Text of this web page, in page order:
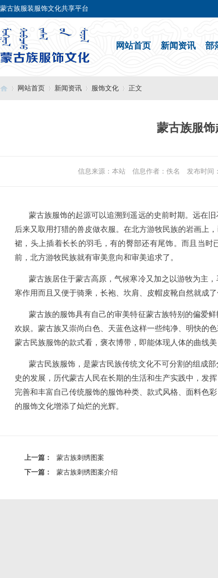
蒙古族服装服饰文化共享平台
网站首页 新闻资讯 部
网站首页 新闻资讯 服饰文化 正文
蒙古族服
信息来源：本站 信息作者：佚名 发布时间
蒙古族服饰的起源可以追溯到遥远的史前时期。远在旧
后来又取用打猎的兽皮做衣服。在北方游牧民族的岩画上
裙，头上插着长长的羽毛，有的臀部还有尾饰。而且当
前，北方游牧民族就有审美意向和审美追求了。
蒙古族居住于蒙古高原，气候寒冷又加之以游牧为主，
寒作用而且又便于骑乘，长袍、坎肩、皮帽皮靴自然就成
蒙古族的服饰具有自己的审美特征蒙古族特别的偏爱鲜
欢娱。蒙古族又崇尚白色、天蓝色这样一些纯净、明快的
蒙古民族服饰的款式看，褒衣博带，即能体现人体的曲线
蒙古民族服饰，是蒙古民族传统文化不可分割的组成部
史的发展，历代蒙古人民在长期的生活和生产实践中，发
完善和丰富自己传统服饰的服饰种类、款式风格、面料色
的服饰文化增添了灿烂的光辉。
上一篇：
蒙古族刺绣图案
下一篇：
蒙古族刺绣图案介绍